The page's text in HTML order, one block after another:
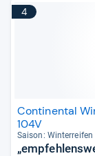
4
Continental
104V
Sai­son: Win­ter­rei­fen